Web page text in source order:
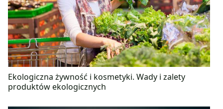
Ekologiczna żywność i kosmetyki. Wady i zalety
produktów ekologicznych